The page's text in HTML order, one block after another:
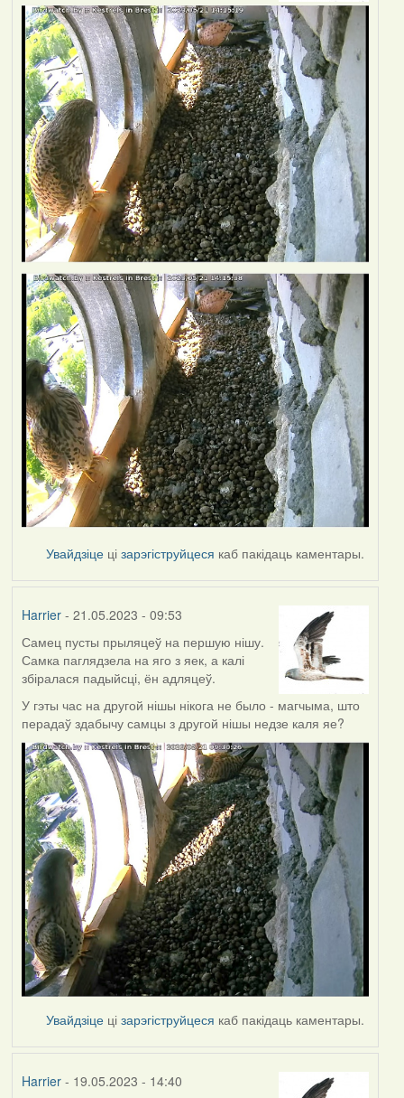
Увайдзіце цізарэгіструйцеся каб пакідаць каментары.
Harrier- 21.05.2023 - 09:53
Самец пусты прыляцеў на першую нішу.
Самка паглядзела на яго з яек, а калі
збіралася падыйсці, ён адляцеў.
У гэты час на другой нішы нікога не было - магчыма, што
перадаў здабычу самцы з другой нішы недзе каля яе?
Увайдзіце цізарэгіструйцеся каб пакідаць каментары.
Harrier- 19.05.2023 - 14:40